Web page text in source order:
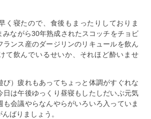
く寝たので、食後もまったりしておりま
みながら30年熟成されたスコッチをチョビ
ランス産のダージリンのリキュールを飲ん
て飲んでいるせいか、それほど酔いませ
び）疲れもあってちょっと体調がすぐれな
日は午後ゆっくり昼寝もしたしだいぶ元気
も会議やらなんやらがいろいろ入っていま
ばりましょう。